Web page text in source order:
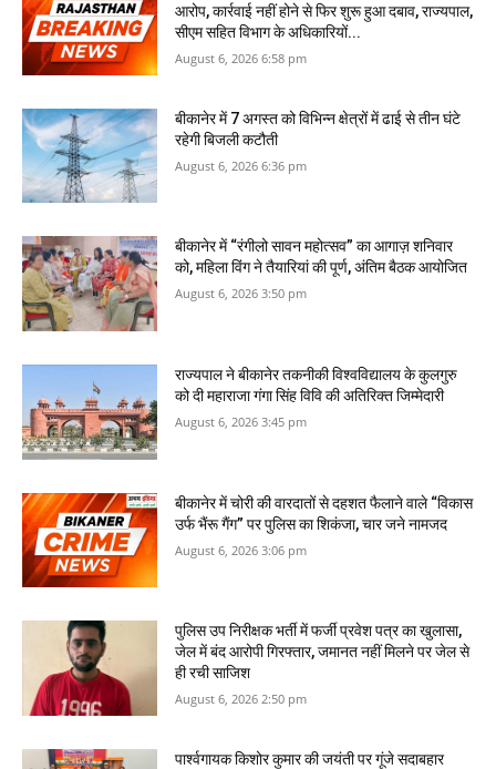
आरोप, कार्रवाई नहीं होने से फिर शुरू हुआ दबाव, राज्यपाल,
सीएम सहित विभाग के अधिकारियों...
August 6, 2026 6:58 pm
बीकानेर में 7 अगस्‍त को विभिन्‍न क्षेत्रों में ढाई से तीन घंटे
रहेगी बिजली कटौती
August 6, 2026 6:36 pm
बीकानेर में “रंगीलो सावन महोत्सव” का आगाज़ शनिवार
को, महिला विंग ने तैयारियां की पूर्ण, अंतिम बैठक आयोजित
August 6, 2026 3:50 pm
राज्यपाल ने बीकानेर तकनीकी विश्वविद्यालय के कुलगुरु
को दी महाराजा गंगा सिंह विवि की अतिरिक्त जिम्मेदारी
August 6, 2026 3:45 pm
बीकानेर में चोरी की वारदातों से दहशत फैलाने वाले “विकास
उर्फ भैंरू गैंग” पर पुलिस का शिकंजा, चार जने नामजद
August 6, 2026 3:06 pm
पुलिस उप निरीक्षक भर्ती में फर्जी प्रवेश पत्र का खुलासा,
जेल में बंद आरोपी गिरफ्तार, जमानत नहीं मिलने पर जेल से
ही रची साजिश
August 6, 2026 2:50 pm
पार्श्वगायक किशोर कुमार की जयंती पर गूंजे सदाबहार